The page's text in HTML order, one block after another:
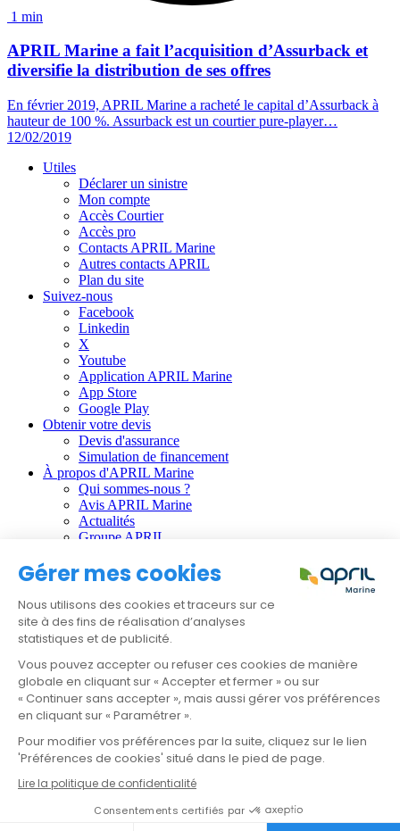
1 min
APRIL Marine a faitl’acquisition d’Assurback et
diversifie la distribution de ses offres
En février 2019, APRIL Marine a racheté le capital d’Assurback à
hauteur de 100 %. Assurback est un courtier pure-player…
12/02/2019
Utiles
Déclarer un sinistre
Mon compte
Accès Courtier
Accès pro
Contacts APRIL Marine
Autres contacts APRIL
Plan du site
Suivez-nous
Facebook
Linkedin
X
Youtube
Application APRIL Marine
App Store
Google Play
Obtenir votre devis
Devis d'assurance
Simulation de financement
À propos d'APRIL Marine
Qui sommes-nous ?
Avis APRIL Marine
Actualités
Groupe APRIL
Informations règlementaires :
CGU
Données personnelles
Gestion des cookies
Faire une réclamation
Résilier mon contrat
APRIL Santé
APRIL Emprunteur
APRIL Prévoyance
APRIL International
APRIL Moto
Devis & Contact
Gérer mes cookies
Nous utilisons des cookies et traceurs sur ce
site à des fins de réalisation d’analyses
statistiques et de publicité.
Vous pouvez accepter ou refuser ces cookies de manière
globale en cliquant sur « Accepter et fermer » ou sur
« Continuer sans accepter », mais aussi gérer vos préférences
en cliquant sur « Paramétrer ».
Pour modifier vos préférences par la suite, cliquez sur le lien
'Préférences de cookies' situé dans le pied de page.
Lire la politique de confidentialité
Consentements certifiés par